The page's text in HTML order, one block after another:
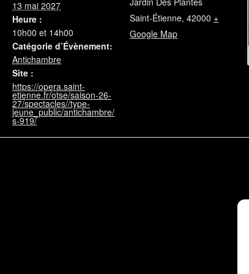
13 mai 2027
Heure :
10h00 et 14h00
Catégorie d’Évènement:
Antichambre
Site :
https://opera.saint-
etienne.fr/otse/saison-26-
27/spectacles//type-
jeune_public/antichambre/
s-919/
Saint-Étienne, 42000 +
Google Map